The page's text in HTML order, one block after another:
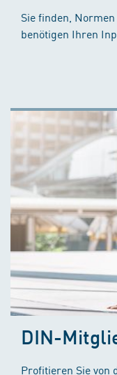
Sie finden,
benötigen Ihren
DIN-
Profitieren Sie von